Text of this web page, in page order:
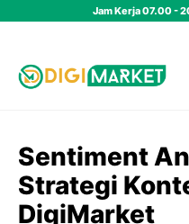
Jam Kerja 07.00 -
Sentiment
Strategi
DigiMarket